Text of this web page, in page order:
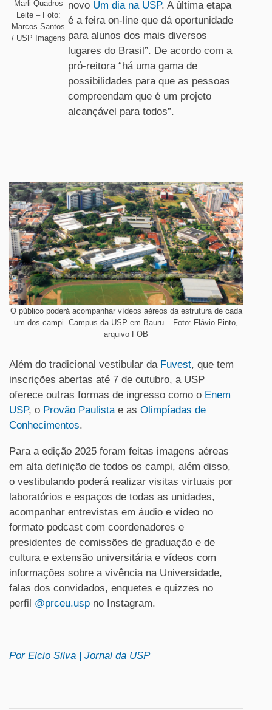
Marli Quadros
Leite – Foto:
Marcos Santos
/ USP Imagens
novo Um dia na USP. A última etapa
é a feira on-line que dá oportunidade
para alunos dos mais diversos
lugares do Brasil”. De acordo com a
pró-reitora “há uma gama de
possibilidades para que as pessoas
compreendam que é um projeto
alcançável para todos”.
O público poderá acompanhar vídeos aéreos da estrutura de cada
um dos campi. Campus da USP em Bauru – Foto: Flávio Pinto,
arquivo FOB
Além do tradicional vestibular da Fuvest, que tem
inscrições abertas até 7 de outubro, a USP
oferece outras formas de ingresso como o Enem
USP, o Provão Paulistae as Olimpíadas de
Conhecimentos.
Para a edição 2025 foram feitas imagens aéreas
em alta definição de todos os campi, além disso,
o vestibulando poderá realizar visitas virtuais por
laboratórios e espaços de todas as unidades,
acompanhar entrevistas em áudio e vídeo no
formato podcast com coordenadores e
presidentes de comissões de graduação e de
cultura e extensão universitária e vídeos com
informações sobre a vivência na Universidade,
falas dos convidados, enquetes e quizzes no
perfil @prceu.usp no Instagram.
Por Elcio Silva | Jornal da USP